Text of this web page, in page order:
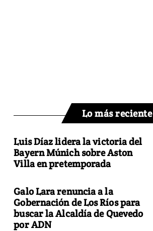
Lo más reciente
Luis Díaz lidera la victoria del
Bayern Múnich sobre Aston
Villa en pretemporada
Galo Lara renuncia a la
Gobernación de Los Ríos para
buscar la Alcaldía de Quevedo
por ADN